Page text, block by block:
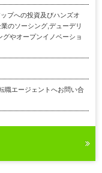
プへの投資及びハンズオ
のソーシング,デューデリ
やオープンイノベーショ
職エージェントへお問い合